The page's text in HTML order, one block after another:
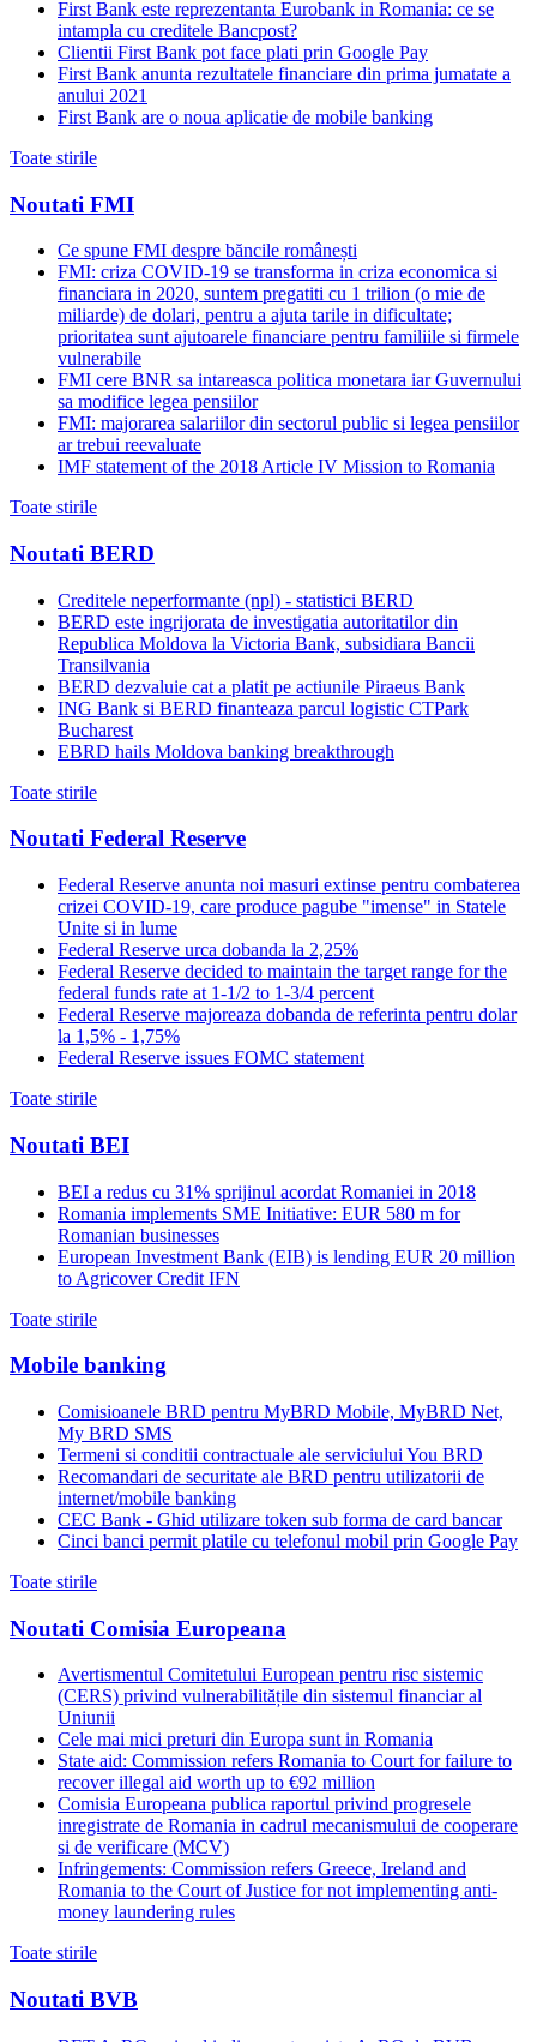
First Bank este reprezentanta Eurobank in Romania: ce se
intampla cu creditele Bancpost?
Clientii First Bank pot face plati prin Google Pay
First Bank anunta rezultatele financiare din prima jumatate a
anului 2021
First Bank are o noua aplicatie de mobile banking
Toate stirile
Noutati FMI
Ce spune FMI despre băncile românești
FMI: criza COVID-19 se transforma in criza economica si
financiara in 2020, suntem pregatiti cu 1 trilion (o mie de
miliarde) de dolari, pentru a ajuta tarile in dificultate;
prioritatea sunt ajutoarele financiare pentru familiile si firmele
vulnerabile
FMI cere BNR sa intareasca politica monetara iar Guvernului
sa modifice legea pensiilor
FMI: majorarea salariilor din sectorul public si legea pensiilor
ar trebui reevaluate
IMF statement of the 2018 Article IV Mission to Romania
Toate stirile
Noutati BERD
Creditele neperformante (npl) - statistici BERD
BERD este ingrijorata de investigatia autoritatilor din
Republica Moldova la Victoria Bank, subsidiara Bancii
Transilvania
BERD dezvaluie cat a platit pe actiunile Piraeus Bank
ING Bank si BERD finanteaza parcul logistic CTPark
Bucharest
EBRD hails Moldova banking breakthrough
Toate stirile
Noutati Federal Reserve
Federal Reserve anunta noi masuri extinse pentru combaterea
crizei COVID-19, care produce pagube "imense" in Statele
Unite si in lume
Federal Reserve urca dobanda la 2,25%
Federal Reserve decided to maintain the target range for the
federal funds rate at 1-1/2 to 1-3/4 percent
Federal Reserve majoreaza dobanda de referinta pentru dolar
la 1,5% - 1,75%
Federal Reserve issues FOMC statement
Toate stirile
Noutati BEI
BEI a redus cu 31% sprijinul acordat Romaniei in 2018
Romania implements SME Initiative: EUR 580 m for
Romanian businesses
European Investment Bank (EIB) is lending EUR 20 million
to Agricover Credit IFN
Toate stirile
Mobile banking
Comisioanele BRD pentru MyBRD Mobile, MyBRD Net,
My BRD SMS
Termeni si conditii contractuale ale serviciului You BRD
Recomandari de securitate ale BRD pentru utilizatorii de
internet/mobile banking
CEC Bank - Ghid utilizare token sub forma de card bancar
Cinci banci permit platile cu telefonul mobil prin Google Pay
Toate stirile
Noutati Comisia Europeana
Avertismentul Comitetului European pentru risc sistemic
(CERS) privind vulnerabilitățile din sistemul financiar al
Uniunii
Cele mai mici preturi din Europa sunt in Romania
State aid: Commission refers Romania to Court for failure to
recover illegal aid worth up to €92 million
Comisia Europeana publica raportul privind progresele
inregistrate de Romania in cadrul mecanismului de cooperare
si de verificare (MCV)
Infringements: Commission refers Greece, Ireland and
Romania to the Court of Justice for not implementing anti-
money laundering rules
Toate stirile
Noutati BVB